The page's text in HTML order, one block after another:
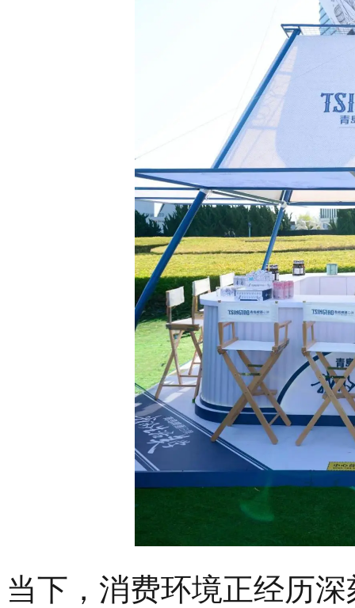
当下，消费环境正经历